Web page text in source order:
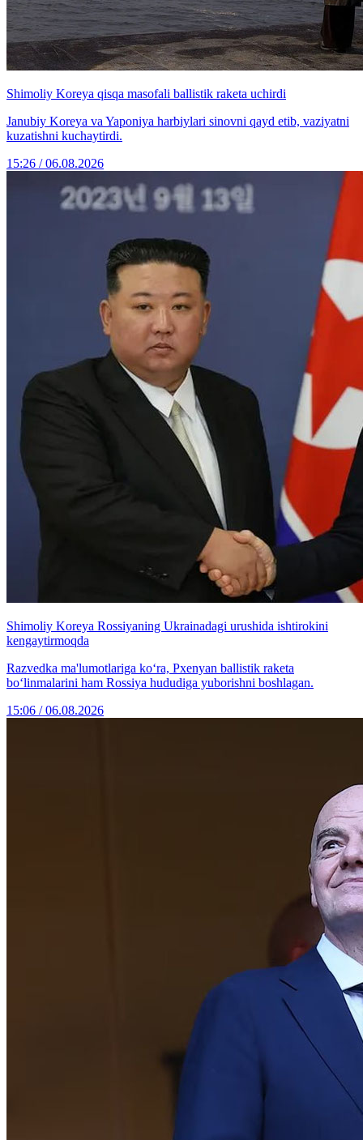
Shimoliy Koreya qisqa masofali ballistik raketa uchirdi
Janubiy Koreya va Yaponiya harbiylari sinovni qayd etib, vaziyatni
kuzatishni kuchaytirdi.
15:26 / 06.08.2026
Shimoliy Koreya Rossiyaning Ukrainadagi urushida ishtirokini
kengaytirmoqda
Razvedka ma'lumotlariga ko‘ra, Pxenyan ballistik raketa
bo‘linmalarini ham Rossiya hududiga yuborishni boshlagan.
15:06 / 06.08.2026